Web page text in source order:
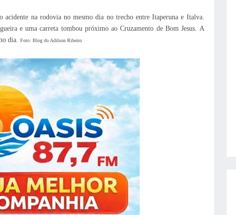
acidente na rodovia no mesmo dia no trecho entre Itaperuna e Italva.
e uma carreta tombou próximo ao Cruzamento de Bom Jesus. A
dia.
Foto: Blog do Adilson Ribeiro